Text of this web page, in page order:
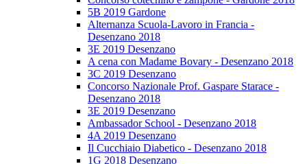
5B 2019 Gardone
Alternanza Scuola-Lavoro in Francia -
Desenzano 2018
3E 2019 Desenzano
A cena con Madame Bovary - Desenzano 2018
3C 2019 Desenzano
Concorso Nazionale Prof. Gaspare Starace -
Desenzano 2018
3E 2019 Desenzano
Ambassador School - Desenzano 2018
4A 2019 Desenzano
Il Cucchiaio Diabetico - Desenzano 2018
1G 2018 Desenzano